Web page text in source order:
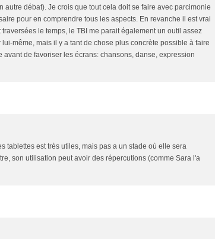
autre débat). Je crois que tout cela doit se faire avec parcimonie
pour en comprendre tous les aspects. En revanche il est vrai
le temps, le TBI me parait également un outil assez
même, mais il y a tant de chose plus concrète possible à faire
de favoriser les écrans: chansons, danse, expression
tablettes est très utiles, mais pas a un stade où elle sera
son utilisation peut avoir des répercutions (comme Sara l'a